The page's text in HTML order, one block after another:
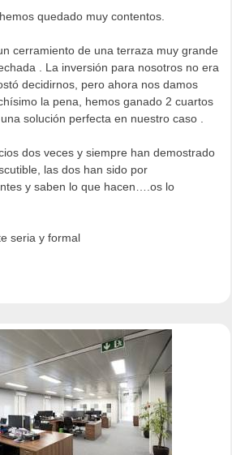
quedado muy contentos.
cerramiento de una terraza muy grande
. La inversión para nosotros no era
decidirnos, pero ahora nos damos
la pena, hemos ganado 2 cuartos
solución perfecta en nuestro caso .
dos veces y siempre han demostrado
las dos han sido por
y saben lo que hacen….os lo
seria y formal